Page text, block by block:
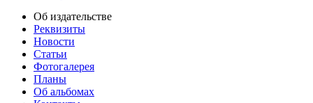
Об издательстве
Реквизиты
Новости
Статьи
Фотогалерея
Планы
Об альбомах